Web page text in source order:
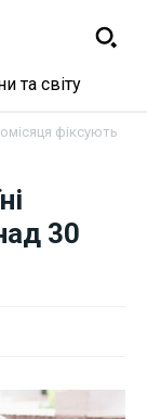
та світу
фіксують
30